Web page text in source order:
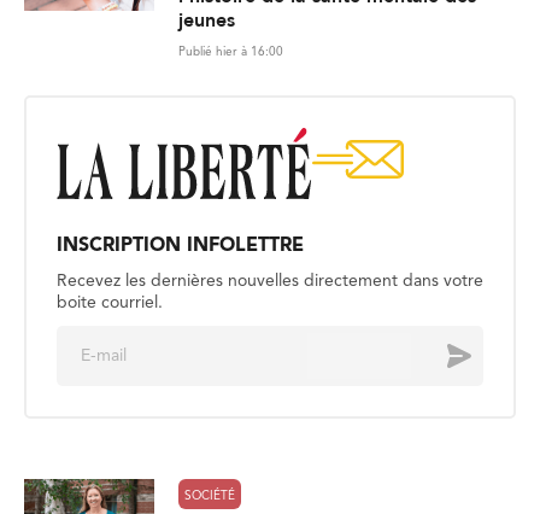
jeunes
Publié hier à 16:00
INSCRIPTION INFOLETTRE
Recevez les dernières nouvelles directement dans votre
boite courriel.
Envoyer
SOCIÉTÉ